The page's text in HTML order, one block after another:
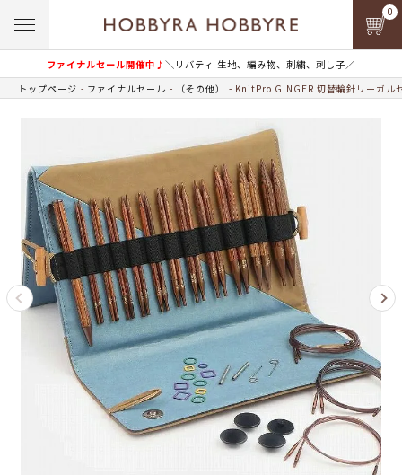
ファイナルセール開催中♪＼リバティ 生地、編み物、刺繍、刺し子／
0
トップページ ファイナルセール （その他） KnitPro GINGER 切替輪針リーガル